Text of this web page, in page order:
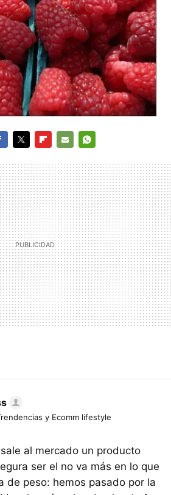
MAIL
y Ecomm lifestyle
al mercado un producto
ser el no va más en lo que
de peso: hemos pasado por la